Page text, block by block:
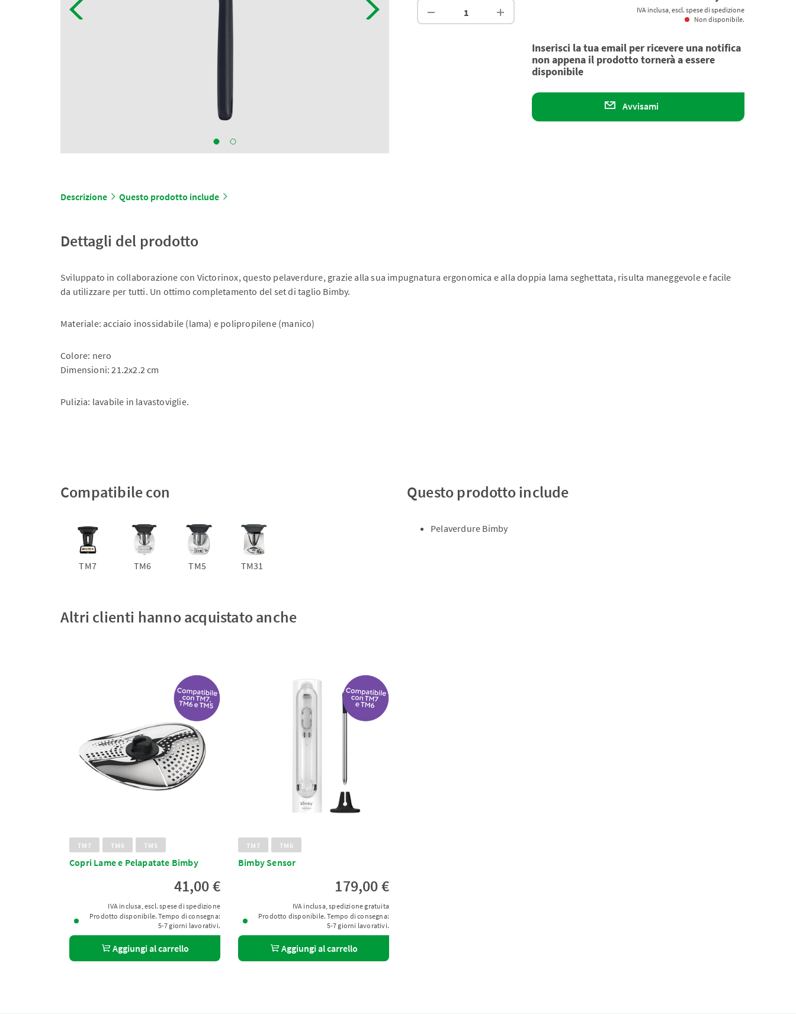
IVA inclusa, escl. spese di spedizione
Non disponibile.
Inserisci la tua email per ricevere una notifica
non appena il prodotto tornerà a essere
disponibile
Avvisami
Descrizione Questo prodotto include
Dettagli del prodotto
Sviluppato in collaborazione con Victorinox, questo pelaverdure, grazie alla sua impugnatura ergonomica e alla doppia lama seghettata, risulta maneggevole e facile
da utilizzare per tutti. Un ottimo completamento del set di taglio Bimby.
Materiale: acciaio inossidabile (lama) e polipropilene (manico)
Colore: nero
Dimensioni: 21.2x2.2 cm
Pulizia: lavabile in lavastoviglie.
Compatibile con
TM7 TM6 TM5 TM31
Questo prodotto include
Pelaverdure Bimby
Altri clienti hanno acquistato anche
TM7 TM6 TM5
Copri Lame e Pelapatate Bimby
41,00 €
IVA inclusa, escl. spese di spedizione
Prodotto disponibile. Tempo di consegna:
5-7 giorni lavorativi.
Aggiungi al carrello
TM7 TM6
Bimby Sensor
179,00 €
IVA inclusa, spedizione gratuita
Prodotto disponibile. Tempo di consegna:
5-7 giorni lavorativi.
Aggiungi al carrello